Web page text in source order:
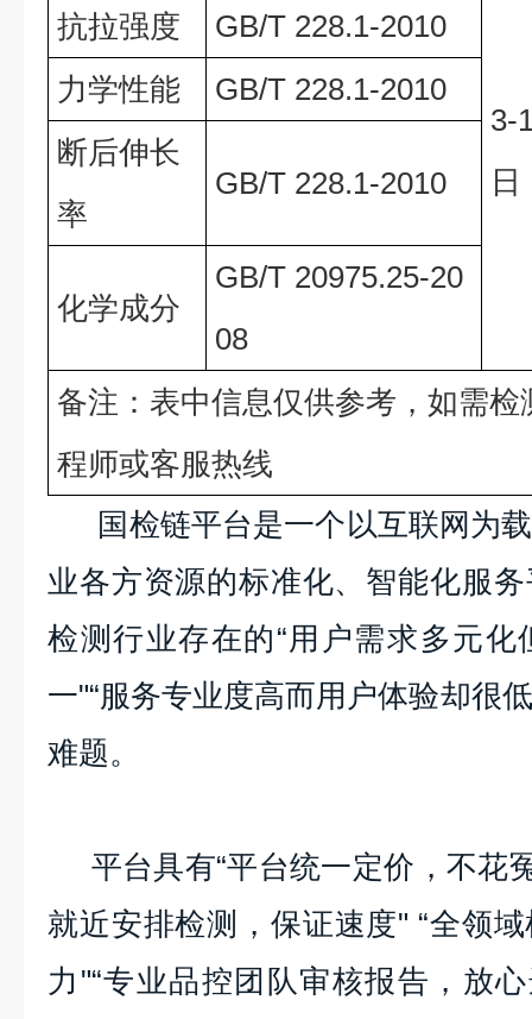
3-
日
抗拉强度
GB/T 228.1-2010
力学性能
GB/T 228.1-2010
断后伸长
率
GB/T 228.1-2010
化学成分
GB/T 20975.25-20
08
备注：表中信息仅供参考，如需
程师或客服热线
国检链平台是一个以互联网为
业各方资源的标准化、智能化服
检测行业存在的“用户需求多元
一"“服务专业度高而用户体验却很
难题。
平台具有“平台统一定价，不花
就近安排检测，保证速度" “全领
力"“专业品控团队审核报告，放